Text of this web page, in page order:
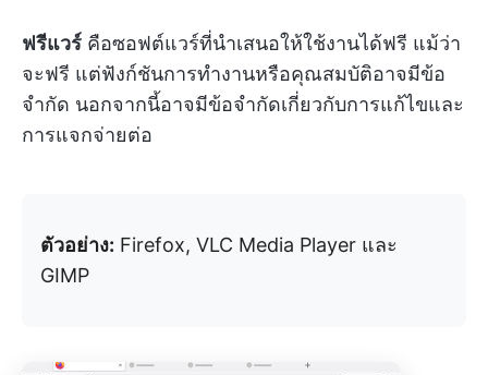
ฟรีแวร์ คือซอฟต์แวร์ที่นำเสนอให้ใช้งานได้ฟรี แม้ว่า
จะฟรี แต่ฟังก์ชันการทำงานหรือคุณสมบัติอาจมีข้อ
จำกัด นอกจากนี้อาจมีข้อจำกัดเกี่ยวกับการแก้ไขและ
การแจกจ่ายต่อ
ตัวอย่าง: Firefox, VLC Media Player และ
GIMP